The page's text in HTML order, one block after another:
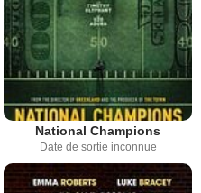
National Champions
Date de sortie inconnue